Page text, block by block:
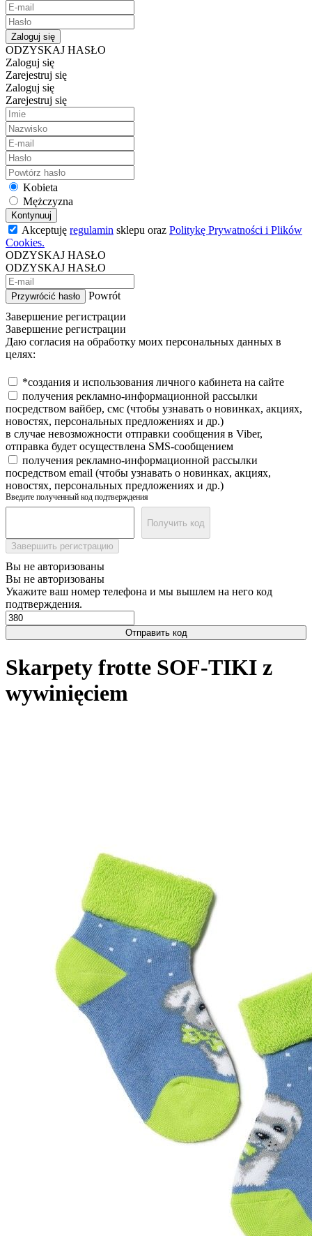
Zaloguj się
ODZYSKAJ HASŁO
Zaloguj się
Zarejestruj się
Zaloguj się
Zarejestruj się
Kobieta
Mężczyzna
Kontynuuj
Akceptuję regulamin sklepu oraz Politykę Prywatności i Plików
Cookies.
ODZYSKAJ HASŁO
ODZYSKAJ HASŁO
Przywrócić hasło
Powrót
Завершение регистрации
Завершение регистрации
Даю согласия на обработку моих персональных данных в
целях:
*создания и использования личного кабинета на сайте
получения рекламно-информационной рассылки
посредством вайбер, смс (чтобы узнавать о новинках, акциях,
новостях, персональных предложениях и др.)
в случае невозможности отправки сообщения в Viber,
отправка будет осуществлена SMS-сообщением
получения рекламно-информационной рассылки
посредством email (чтобы узнавать о новинках, акциях,
новостях, персональных предложениях и др.)
Введите полученный код подтверждения
Получить код
Завершить регистрацию
Вы не авторизованы
Вы не авторизованы
Укажите ваш номер телефона и мы вышлем на него код
подтверждения.
Отправить код
Skarpety frotte SOF-TIKI z
wywinięciem